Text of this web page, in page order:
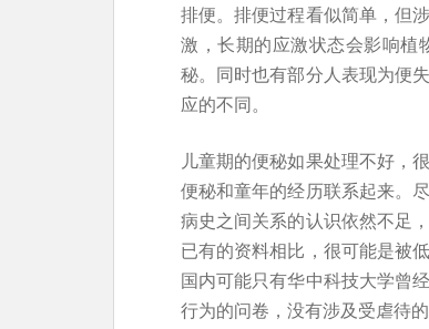
排便。排便过程看似简单，但
激，长期的应激状态会影响植
秘。同时也有部分人表现为便
应的不同。
儿童期的便秘如果处理不好，
便秘和童年的经历联系起来。
病史之间关系的认识依然不足
已有的资料相比，很可能是被
国内可能只有华中科技大学曾
行为的问卷，没有涉及受虐待的